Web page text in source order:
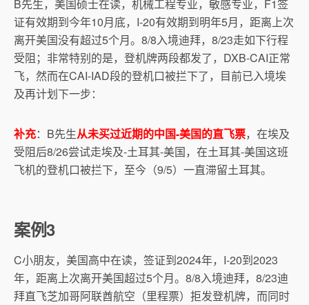
B先生，美国硕士在读，机械工程专业，敏感专业，F1签
证有效期到今年10月底，I-20有效期到明年5月，距离上次
离开美国没有超过5个月。8/8入境迪拜，8/23走如下行程
受阻；非常特别的是，登机牌两段都发了，DXB-CAI正常
飞，然而在CAI-IAD段的登机口被拦下了，目前已入境埃
及再计划下一步：
补充：B先生从未买过近期的中国-美国的直飞票，在埃及
受阻后8/26尝试走埃及-土耳其-美国，在土耳其-美国这班
飞机的登机口被拦下，至今（9/5）一直滞留土耳其。
案例3
C小朋友，美国高中在读，签证到2024年，I-20到2023
年，距离上次离开美国超过5个月。8/8入境迪拜，8/23迪
拜直飞芝加哥阿联酋航空（里程票）拒发登机牌，而同时